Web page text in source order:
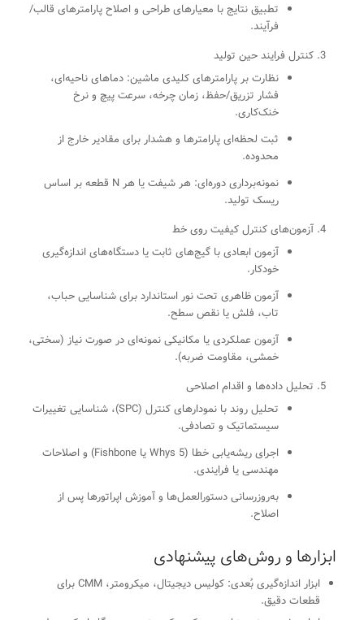
تطبیق نتایج با معیارهای طراحی و اصلاح پارامترهای قالب/
فرآیند.
کنترل فرایند حین تولید
نظارت بر پارامترهای کلیدی ماشین: دماهای ناحیه‌ای،
فشار تزریق/حفظ، زمان چرخه، سرعت پیچ و نرخ
خنک‌کاری.
ثبت لحظه‌ای پارامترها و هشدار برای مقادیر خارج از
محدوده.
نمونه‌برداری دوره‌ای: هر شیفت یا هر N قطعه بر اساس
ریسک تولید.
آزمون‌های کنترل کیفیت روی خط
آزمون ابعادی با گیج‌های ثابت یا دستگاه‌های اندازه‌گیری
خودکار.
آزمون ظاهری تحت نور استاندارد برای شناسایی حباب،
تاب، فلش یا نقص سطح.
آزمون عملکردی یا مکانیکی نمونه‌ای در صورت نیاز (سختی،
خمشی، مقاومت ضربه).
تحلیل داده‌ها و اقدام اصلاحی
تحلیل روند با نمودارهای کنترل (SPC)، شناسایی تغییرات
سیستماتیک و تصادفی.
اجرای ریشه‌یابی خطا (5 Whys یا Fishbone) و اصلاحات
مهندسی یا فرایندی.
به‌روزرسانی دستورالعمل‌ها و آموزش اپراتورها پس از
اصلاح.
ابزارها و روش‌های پیشنهادی
ابزار اندازه‌گیری بُعدی: کولیس دیجیتال، میکرومتر، CMM برای
قطعات دقیق.